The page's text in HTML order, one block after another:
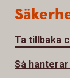
Ta tillbaka
Så